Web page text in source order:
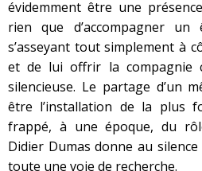
évidemment être une
rien que d’accompagner
s’asseyant tout simplement à
et de lui offrir la compagnie
silencieuse. Le partage d’un
être l’installation de la plus
frappé, à une époque, du
Didier Dumas donne au
toute une voie de recherche.